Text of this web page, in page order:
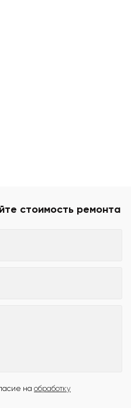
стоимость ремонта
на обработку